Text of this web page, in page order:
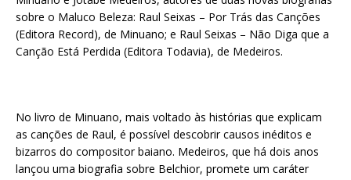
sobre o Maluco Beleza: Raul Seixas – Por Trás das Canções
(Editora Record), de Minuano; e Raul Seixas – Não Diga que a
Canção Está Perdida (Editora Todavia), de Medeiros.
No livro de Minuano, mais voltado às histórias que explicam
as canções de Raul, é possível descobrir causos inéditos e
bizarros do compositor baiano. Medeiros, que há dois anos
lançou uma biografia sobre Belchior, promete um caráter